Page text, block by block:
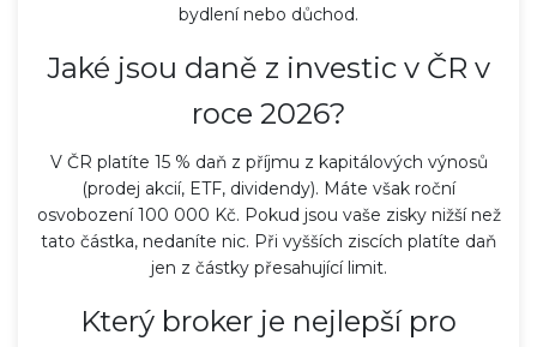
bydlení nebo důchod.
Jaké jsou daně z investic v ČR v
roce 2026?
V ČR platíte 15 % daň z příjmu z kapitálových výnosů
(prodej akcií, ETF, dividendy). Máte však roční
osvobození 100 000 Kč. Pokud jsou vaše zisky nižší než
tato částka, nedaníte nic. Při vyšších ziscích platíte daň
jen z částky přesahující limit.
Který broker je nejlepší pro